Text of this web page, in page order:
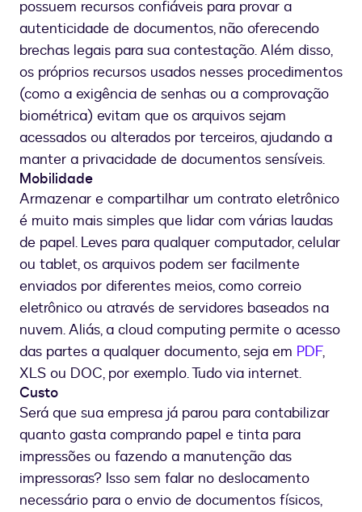
possuem recursos confiáveis para provar a
autenticidade de documentos, não oferecendo
brechas legais para sua contestação. Além disso,
os próprios recursos usados nesses procedimentos
(como a exigência de senhas ou a comprovação
biométrica) evitam que os arquivos sejam
acessados ou alterados por terceiros, ajudando a
manter a privacidade de documentos sensíveis.
Mobilidade
Armazenar e compartilhar um contrato eletrônico
é muito mais simples que lidar com várias laudas
de papel. Leves para qualquer computador, celular
ou tablet, os arquivos podem ser facilmente
enviados por diferentes meios, como correio
eletrônico ou através de servidores baseados na
nuvem. Aliás, a cloud computing permite o acesso
das partes a qualquer documento, seja em PDF,
XLS ou DOC, por exemplo. Tudo via internet.
Custo
Será que sua empresa já parou para contabilizar
quanto gasta comprando papel e tinta para
impressões ou fazendo a manutenção das
impressoras? Isso sem falar no deslocamento
necessário para o envio de documentos físicos,